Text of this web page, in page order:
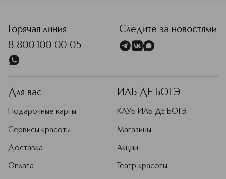
Горячая линия
8-800-100-00-05
Следите за новостями
Для вас
Подарочные карты
Сервисы красоты
Доставка
Оплата
ИЛЬ ДЕ БОТЭ
КЛУБ ИЛЬ ДЕ БОТЭ
Магазины
Акции
Театр красоты